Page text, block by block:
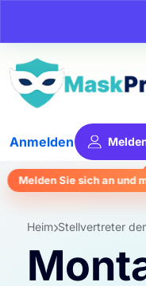
Anmelden
Melden Sie sich an und
Heim Stellvertreter